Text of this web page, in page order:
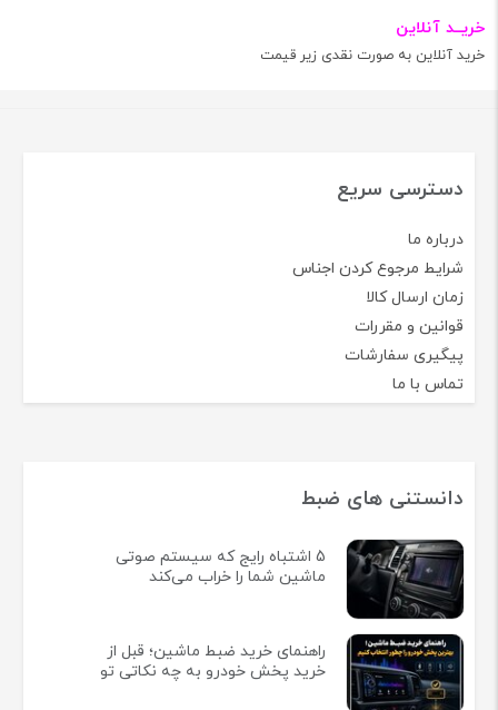
خریــد آنلاین
خرید آنلاین به صورت نقدی زیر قیمت
دسترسی سریع
درباره ما
شرایط مرجوع کردن اجناس
زمان ارسال کالا
قوانین و مقررات
پیگیری سفارشات
تماس با ما
دانستنی های ضبط
5 اشتباه رایج که سیستم صوتی
ماشین شما را خراب می‌کند
راهنمای خرید ضبط ماشین؛ قبل از
خرید پخش خودرو به چه نکاتی تو